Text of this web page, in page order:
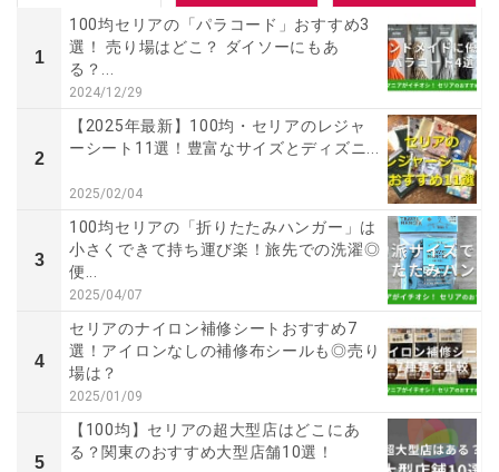
1
100均セリアの「パラコード」おすすめ3
選！ 売り場はどこ？ ダイソーにもあ
る？...
2024/12/29
2
【2025年最新】100均・セリアのレジャ
ーシート11選！豊富なサイズとディズニ...
2025/02/04
3
100均セリアの「折りたたみハンガー」は
小さくできて持ち運び楽！旅先での洗濯◎
便...
2025/04/07
4
セリアのナイロン補修シートおすすめ7
選！アイロンなしの補修布シールも◎売り
場は？
2025/01/09
5
【100均】セリアの超大型店はどこにあ
る？関東のおすすめ大型店舗10選！